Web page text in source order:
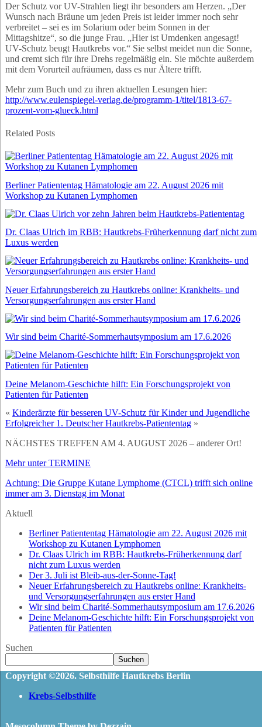
Der Schutz vor UV-Strahlen liegt ihr besonders am Herzen. „Der
Wunsch nach Bräune um jeden Preis ist leider immer noch sehr
verbreitet – sei es im Solarium oder beim Sonnen in der
Mittagshitze“, so die junge Frau. „Hier ist Umdenken angesagt!
UV-Schutz beugt Hautkrebs vor.“ Sie selbst meidet nun die Sonne,
und cremt sich für ihre Drehs regelmäßig ein. Sie möchte außerdem
mit dem Vorurteil aufräumen, dass es nur Ältere trifft.
Mehr zum Buch und zu ihren aktuellen Lesungen hier:
http://www.eulenspiegel-verlag.de/programm-1/titel/1813-67-
prozent-vom-glueck.html
Related Posts
Berliner Patiententag Hämatologie am 22. August 2026 mit
Workshop zu Kutanen Lymphomen
Dr. Claas Ulrich im RBB: Hautkrebs-Früherkennung darf nicht zum
Luxus werden
Neuer Erfahrungsbereich zu Hautkrebs online: Krankheits- und
Versorgungserfahrungen aus erster Hand
Wir sind beim Charité-Sommerhautsymposium am 17.6.2026
Deine Melanom-Geschichte hilft: Ein Forschungsprojekt von
Patienten für Patienten
« Kinderärzte für besseren UV-Schutz für Kinder und Jugendliche
Erfolgreicher 1. Deutscher Hautkrebs-Patiententag»
NÄCHSTES TREFFEN AM 4. AUGUST 2026 – anderer Ort!
Mehr unter TERMINE
Achtung: Die Gruppe Kutane Lymphome (CTCL) trifft sich online
immer am 3. Dienstag im Monat
Aktuell
Berliner Patiententag Hämatologie am 22. August 2026 mit
Workshop zu Kutanen Lymphomen
Dr. Claas Ulrich im RBB: Hautkrebs-Früherkennung darf
nicht zum Luxus werden
Der 3. Juli ist Bleib-aus-der-Sonne-Tag!
Neuer Erfahrungsbereich zu Hautkrebs online: Krankheits-
und Versorgungserfahrungen aus erster Hand
Wir sind beim Charité-Sommerhautsymposium am 17.6.2026
Deine Melanom-Geschichte hilft: Ein Forschungsprojekt von
Patienten für Patienten
Suchen
Suchen
Copyright ©2026. Selbsthilfe Hautkrebs Berlin
Krebs-Selbsthilfe